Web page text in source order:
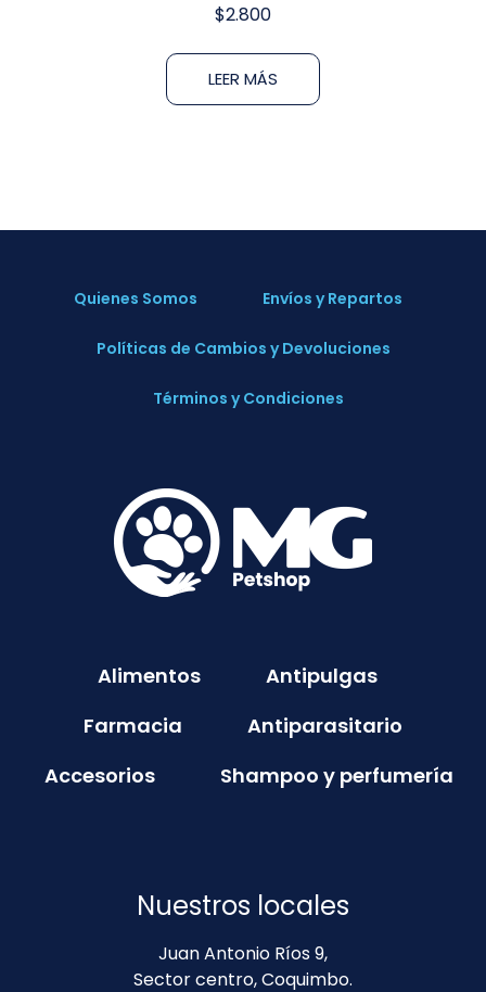
$2.800
LEER MÁS
Quienes Somos Envíos y Repartos
Políticas de Cambios y Devoluciones
Términos y Condiciones
Alimentos
Antipulgas
Farmacia
Antiparasitario
Accesorios
Shampoo y perfumería
Nuestros locales
Juan Antonio Ríos 9,
Sector centro, Coquimbo.